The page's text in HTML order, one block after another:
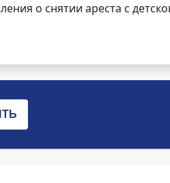
о снятии ареста с